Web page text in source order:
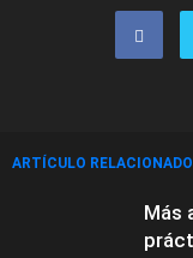
ARTÍCULO
Más